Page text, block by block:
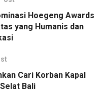
Hoegeng Awards
yang Humanis dan
Cari Korban Kapal
Bali